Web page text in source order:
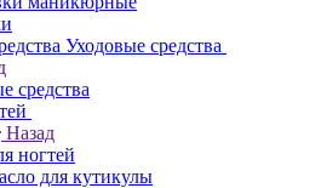
Уходовые средства
средства
Назад
ногтей
для кутикулы